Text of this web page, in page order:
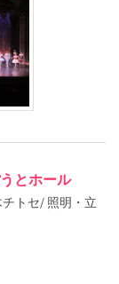
とホール
トセ/ 照明・立